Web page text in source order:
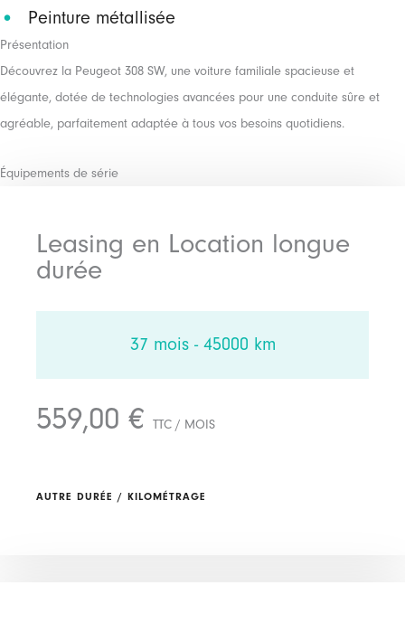
Peinture métallisée
Présentation
Découvrez la Peugeot 308 SW, une voiture familiale spacieuse et
élégante, dotée de technologies avancées pour une conduite sûre et
agréable, parfaitement adaptée à tous vos besoins quotidiens.
Équipements de série
Leasing en Location longue
durée
37 mois - 45000 km
559,00 € TTC / MOIS
AUTRE DURÉE / KILOMÉTRAGE